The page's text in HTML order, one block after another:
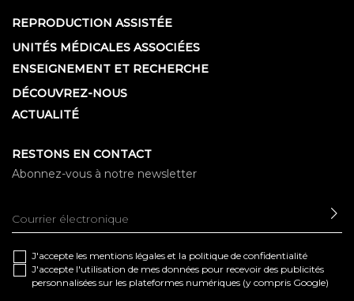
REPRODUCTION ASSISTÉE
UNITÉS MÉDICALES ASSOCIÉES
ENSEIGNEMENT ET RECHERCHE
DÉCOUVREZ-NOUS
ACTUALITÉ
RESTONS EN CONTACT
Abonnez-vous à notre newsletter
J'accepte les mentions légales et la politique de confidentialité
J'accepte l'utilisation de mes données pour recevoir des publicités
personnalisées sur les plateformes numériques (y compris Google)